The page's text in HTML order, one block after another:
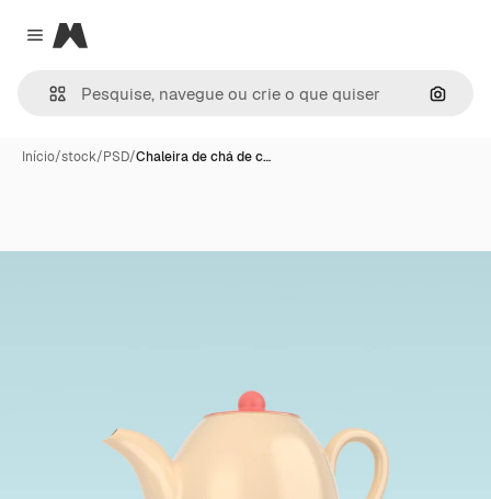
Close menu
Magnific
Início/stock/PSD/Chaleira de chá de c…